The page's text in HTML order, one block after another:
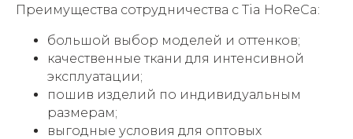
Преимущества сотрудничества с Tia HoReCa:
большой выбор моделей и оттенков;
качественные ткани для интенсивной
эксплуатации;
пошив изделий по индивидуальным
размерам;
выгодные условия для оптовых